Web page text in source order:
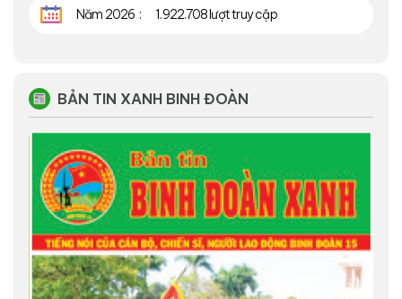
Năm 2026 1.922.708 lượt truy cập
BẢN TIN XANH BINH ĐOÀN